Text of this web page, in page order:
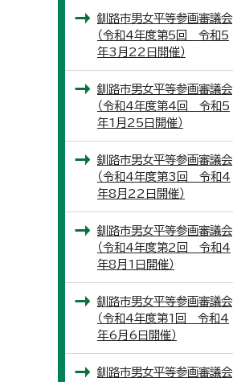
釧路市男女平等参画審議会
（令和4年度第5回 令和5
年3月22日開催）
釧路市男女平等参画審議会
（令和4年度第4回 令和5
年1月25日開催）
釧路市男女平等参画審議会
（令和4年度第3回 令和4
年8月22日開催）
釧路市男女平等参画審議会
（令和4年度第2回 令和4
年8月1日開催）
釧路市男女平等参画審議会
（令和4年度第1回 令和4
年6月6日開催）
釧路市男女平等参画審議会